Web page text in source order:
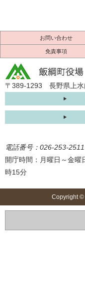
お問い合わせ
免責事項
〒389-1293 長野県上水
電話番号：026-253-2511
開庁時間：月曜日～金
時15分
Copyright ©